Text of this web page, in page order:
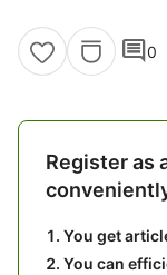
comment0
Register as
You get
You can